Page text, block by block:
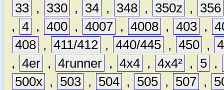
33 , 330 , 34 , 348 , 350z ,
356
, 4 , 400 , 4007 , 4008 , 403 ,
408 , 411/412 , 440/445 , 450 ,
, 4er , 4runner , 4x4 , 4x4² , 5 ,
500x , 503 , 504 , 505 , 507 ,